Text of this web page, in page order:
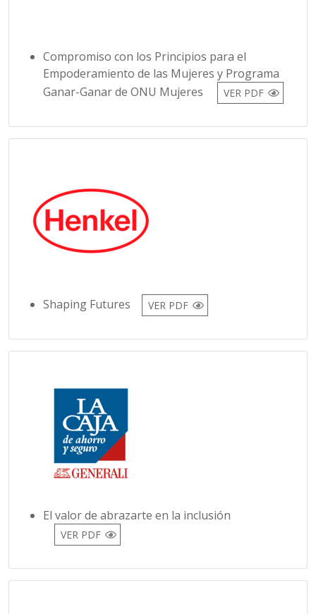
Compromiso con los Principios para el
Empoderamiento de las Mujeres y Programa
Ganar-Ganar de ONU Mujeres
VER PDF
Shaping Futures VER PDF
El valor de abrazarte en la inclusión
VER PDF